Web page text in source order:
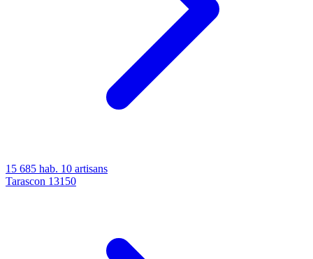
15 685 hab. 10 artisans
Tarascon 13150